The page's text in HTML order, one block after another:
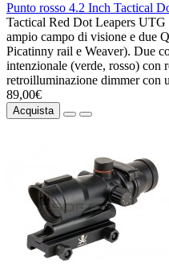
Punto rosso 4.2 Inch Tactical
Tactical Red Dot Leapers
ampio campo di visione e due
Picatinny rail e Weaver). Due
intenzionale (verde, rosso) con
retroilluminazione dimmer con
89,00€
Acquista